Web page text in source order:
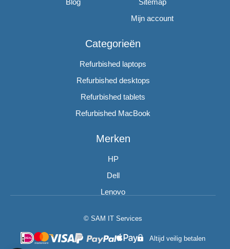
Mijn account
Categorieën
Refurbished laptops
Refurbished desktops
Refurbished tablets
Refurbished MacBook
Merken
HP
Dell
Lenovo
© SAM IT Services
Altijd veilig betalen